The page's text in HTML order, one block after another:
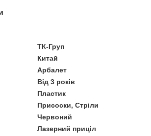
ТК-Груп
Китай
Арбалет
Від 3 років
Пластик
Присоски, Стріли
Червоний
Лазерний приціл